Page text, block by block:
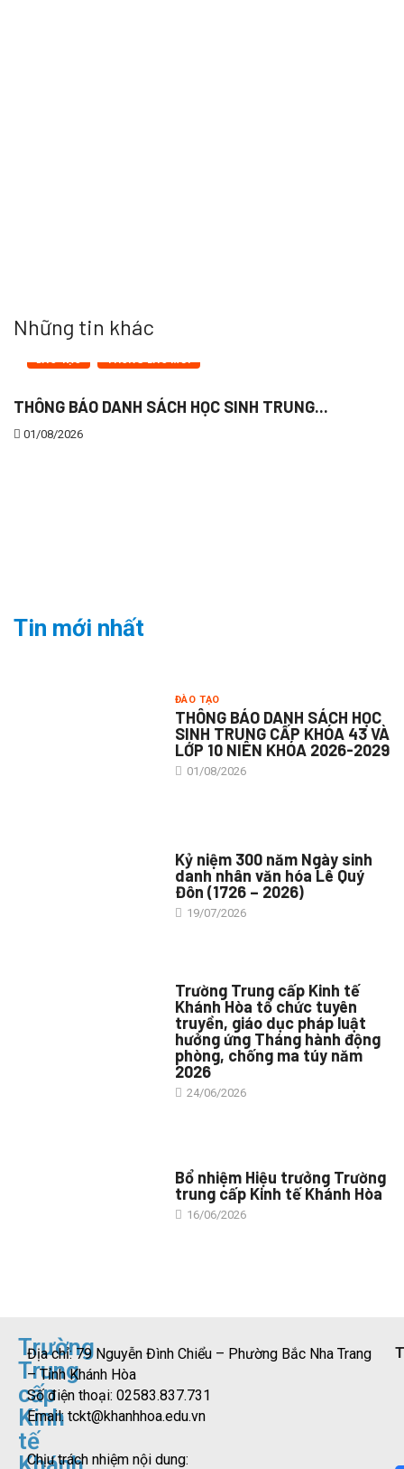
Những tin khác
THÔNG BÁO DANH SÁCH HỌC SINH TRUNG...
01/08/2026
Tin mới nhất
ĐÀO TẠO
THÔNG BÁO DANH SÁCH HỌC
SINH TRUNG CẤP KHÓA 43 VÀ
LỚP 10 NIÊN KHÓA 2026-2029
01/08/2026
Kỷ niệm 300 năm Ngày sinh
danh nhân văn hóa Lê Quý
Đôn (1726 – 2026)
19/07/2026
Trường Trung cấp Kinh tế
Khánh Hòa tổ chức tuyên
truyền, giáo dục pháp luật
hưởng ứng Tháng hành động
phòng, chống ma túy năm
2026
24/06/2026
Bổ nhiệm Hiệu trưởng Trường
trung cấp Kinh tế Khánh Hòa
16/06/2026
Trường
Trung
cấp
Kinh
tế
Địa chỉ: 79 Nguyễn Đình Chiểu – Phường Bắc Nha Trang
– Tỉnh Khánh Hòa
Số điện thoại: 02583.837.731
Email: tckt@khanhhoa.edu.vn
Chịu trách nhiệm nội dung: